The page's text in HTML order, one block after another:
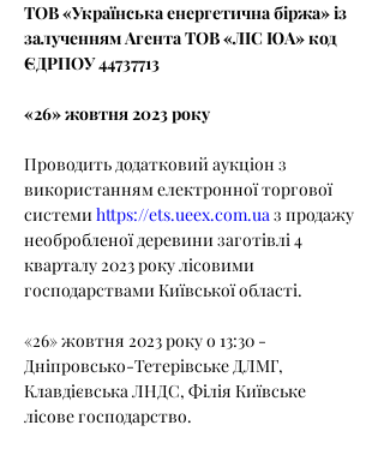
ТОВ «Українська енергетична біржа» із
залученням Агента ТОВ «ЛІС ЮА» код
ЄДРПОУ 44737713
«26» жовтня 2023 року
Проводить додатковий аукціон з
використанням електронної торгової
системи https://ets.ueex.com.ua з продажу
необробленої деревини заготівлі 4
кварталу 2023 року лісовими
господарствами Київської області.
«26» жовтня 2023 року о 13:30 -
Дніпровсько-Тетерівське ДЛМГ,
Клавдієвська ЛНДС, Філія Київське
лісове господарство.